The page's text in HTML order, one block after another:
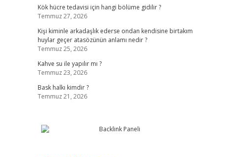
Kök hücre tedavisi için hangi bölüme gidilir ?
Temmuz 27, 2026
Kişi kiminle arkadaşlık ederse ondan kendisine birtakım
huylar geçer atasözünün anlamı nedir ?
Temmuz 25, 2026
Kahve su ile yapılır mı ?
Temmuz 23, 2026
Bask halkı kimdir ?
Temmuz 21, 2026